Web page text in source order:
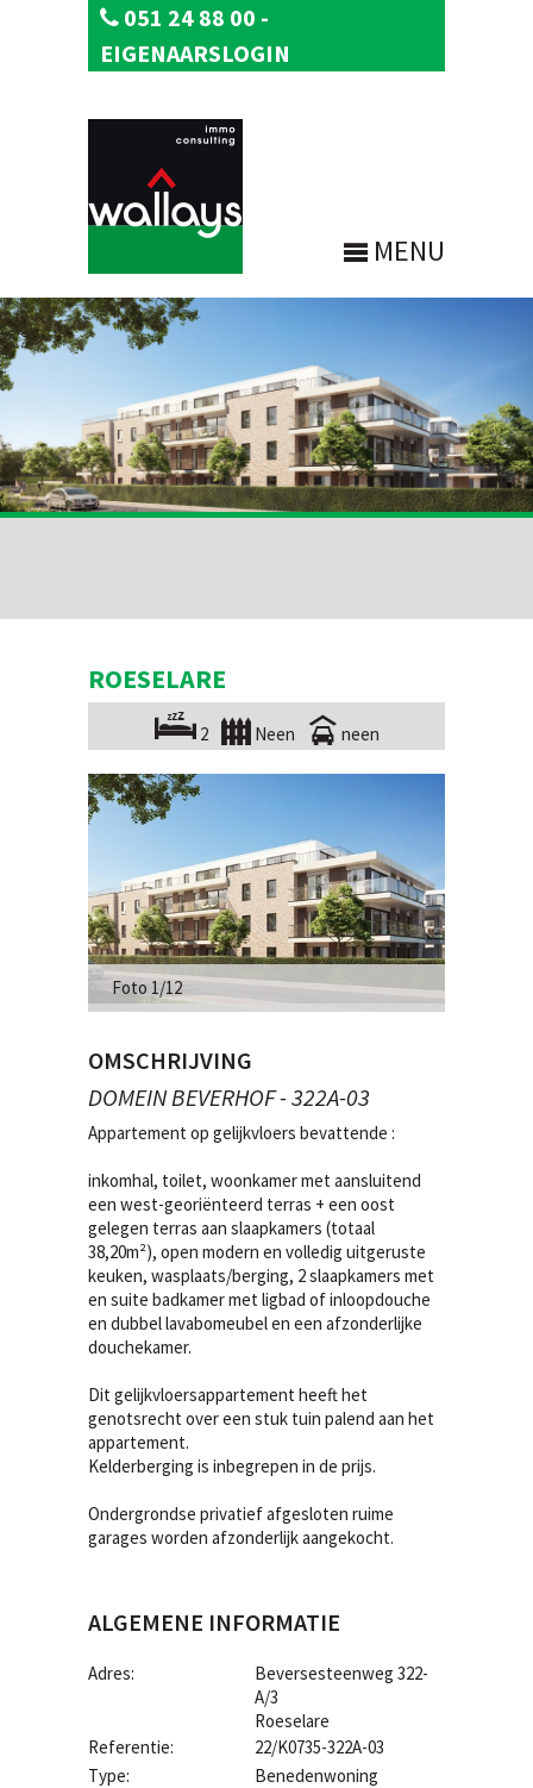
051 24 88 00 -
EIGENAARSLOGIN
MENU
ROESELARE
2 Neen neen
Foto 1/12
OMSCHRIJVING
DOMEIN BEVERHOF - 322A-03
Appartement op gelijkvloers bevattende :
inkomhal, toilet, woonkamer met aansluitend
een west-georiënteerd terras + een oost
gelegen terras aan slaapkamers (totaal
38,20m²), open modern en volledig uitgeruste
keuken, wasplaats/berging, 2 slaapkamers met
en suite badkamer met ligbad of inloopdouche
en dubbel lavabomeubel en een afzonderlijke
douchekamer.
Dit gelijkvloersappartement heeft het
genotsrecht over een stuk tuin palend aan het
appartement.
Kelderberging is inbegrepen in de prijs.
Ondergrondse privatief afgesloten ruime
garages worden afzonderlijk aangekocht.
ALGEMENE INFORMATIE
Adres:
Beversesteenweg 322-
A/3
Roeselare
Referentie:
22/K0735-322A-03
Type:
Benedenwoning